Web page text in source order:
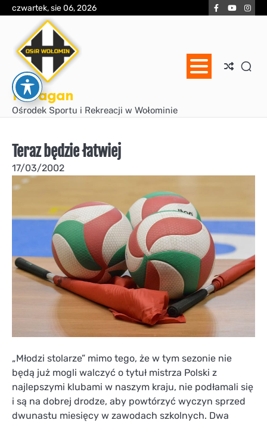
Skip
content
czwartek, sie 06, 2026 Facebook
YouTube
Huragan
Ośrodek Sportu i Rekreacji w Wołominie
Teraz będzie łatwiej
17/03/2002
„Młodzi stolarze” mimo tego, że w tym sezonie nie
będą już mogli walczyć o tytuł mistrza Polski z
najlepszymi klubami w naszym kraju, nie podłamali się
i są na dobrej drodze, aby powtórzyć wyczyn sprzed
dwunastu miesięcy w zawodach szkolnych. Dwa